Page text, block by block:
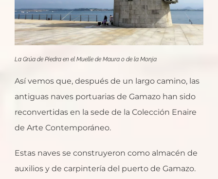
La Grúa de Piedra en el Muelle de Maura o de la Monja
Así vemos que, después de un largo camino, las
antiguas naves portuarias de Gamazo han sido
reconvertidas en la sede de la Colección Enaire
de Arte Contemporáneo.
Estas naves se construyeron como almacén de
auxilios y de carpintería del puerto de Gamazo.